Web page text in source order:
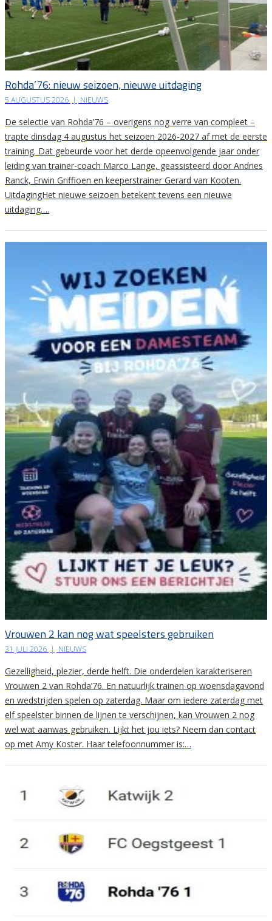
Rohda’76: nieuw seizoen, nieuwe uitdaging
5 AUGUSTUS 2026 | NIEUWS
De selectie van Rohda’76 – overigens nog verre van compleet –
trapte dinsdag 4 augustus het seizoen 2026-2027 af met de eerste
training. Dat gebeurde voor het derde opeenvolgende jaar onder
leiding van trainer-coach Marco Lange, geassisteerd door Andries
Ranck, Erwin Griffioen en keeperstrainer Gerard van Kooten.
UitdagingHet nieuwe seizoen betekent tevens een nieuwe
uitdaging….
Vrouwen 2 kan nog wat speelsters gebruiken
31 JULI 2026 | NIEUWS
Gezelligheid, plezier, derde helft. Die onderdelen karakteriseren
Vrouwen 2 van Rohda’76. En natuurlijk trainen op woensdagavond
en wedstrijden spelen op zaterdag. Maar om iedere zaterdag met
elf speelster binnen de lijnen te verschijnen, kan Vrouwen 2 nog
wel wat aanwas gebruiken. Lijkt het jou iets? Neem dan contact
op met Amy Koster. Haar telefoonnummer is:…